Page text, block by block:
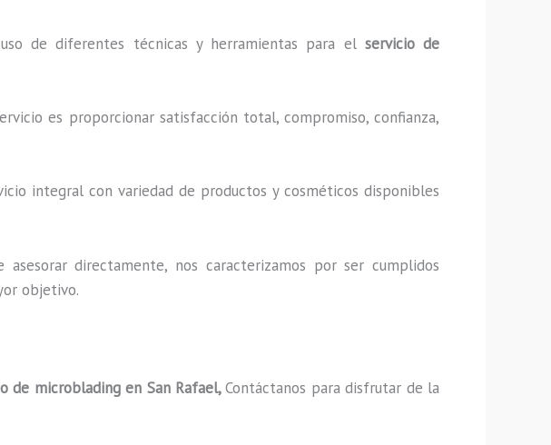
de diferentes técnicas y herramientas para el servicio de
es proporcionar satisfacción total, compromiso, confianza,
integral con variedad de productos y cosméticos disponibles
directamente, nos caracterizamos por ser cumplidos
objetivo.
de microblading en San Rafael,Contáctanos para disfrutar de la